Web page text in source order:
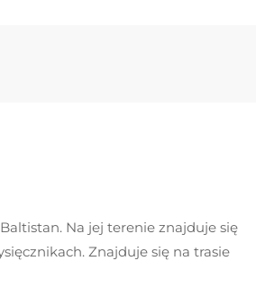
Na jej terenie znajduje się
Znajduje się na trasie